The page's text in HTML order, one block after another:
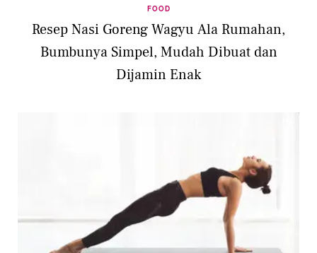
FOOD
Resep Nasi Goreng Wagyu Ala Rumahan,
Bumbunya Simpel, Mudah Dibuat dan
Dijamin Enak